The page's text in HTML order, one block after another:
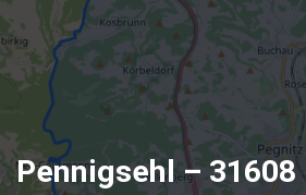
Pennigsehl – 31608